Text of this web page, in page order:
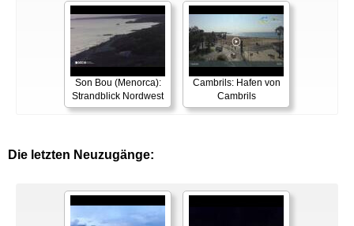
Son Bou (Menorca):
Strandblick Nordwest
Cambrils: Hafen von
Cambrils
Die letzten Neuzugänge: